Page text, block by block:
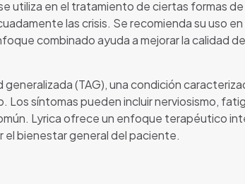
utiliza en el tratamiento de ciertas formas
las crisis. Se recomienda su uso
combinado ayuda a mejorar la calidad
(TAG), una condición
síntomas pueden incluir nerviosismo,
Lyrica ofrece un enfoque terapéutico
el bienestar general del paciente.